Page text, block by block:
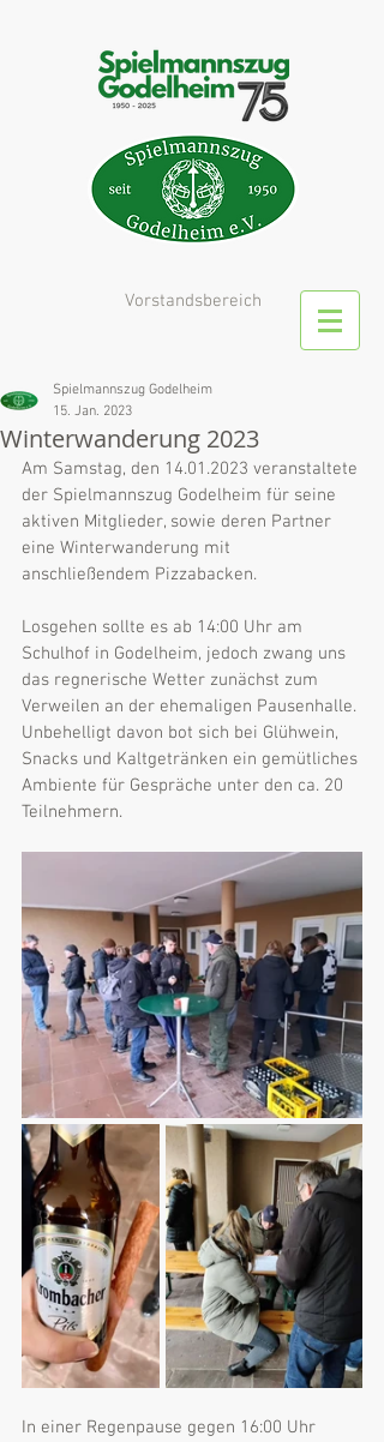
Vorstandsbereich
Winterwanderung 2023
Spielmannszug Godelheim
15. Jan. 2023
Am Samstag, den 14.01.2023 veranstaltete
der Spielmannszug Godelheim für seine
aktiven Mitglieder, sowie deren Partner
eine Winterwanderung mit
anschließendem Pizzabacken.
Losgehen sollte es ab 14:00 Uhr am
Schulhof in Godelheim, jedoch zwang uns
das regnerische Wetter zunächst zum
Verweilen an der ehemaligen Pausenhalle.
Unbehelligt davon bot sich bei Glühwein,
Snacks und Kaltgetränken ein gemütliches
Ambiente für Gespräche unter den ca. 20
Teilnehmern.
In einer Regenpause gegen 16:00 Uhr